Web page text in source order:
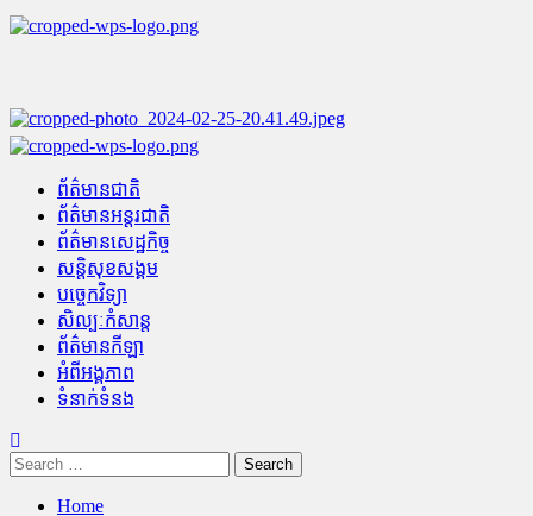
Skip
to
Primary
ព័ត៌មានជាតិ
ព័ត៌មានអន្តរជាតិ
ព័ត៌មានសេដ្ឋកិច្ច
សន្តិសុខសង្គម
បច្ចេកវិទ្យា
សិល្បៈកំសាន្ត
ព័ត៌មានកីឡា
អំពីអង្គភាព
ទំនាក់ទំនង
Search
for:
Home